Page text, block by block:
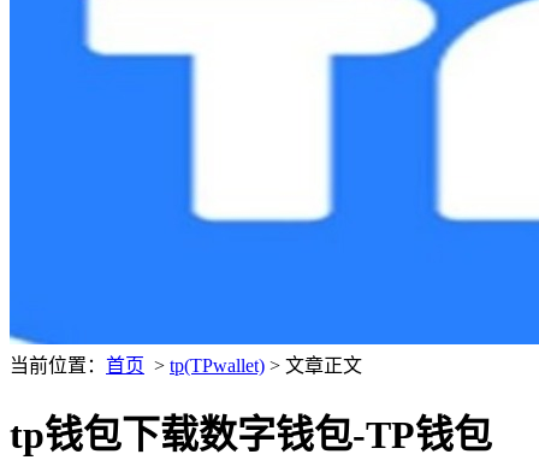
当前位置： 首页 > tp(TPwallet) > 文章正文
tp钱包下载数字钱包-TP钱包